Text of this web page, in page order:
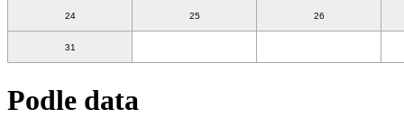
24 25 26
31
Podle data